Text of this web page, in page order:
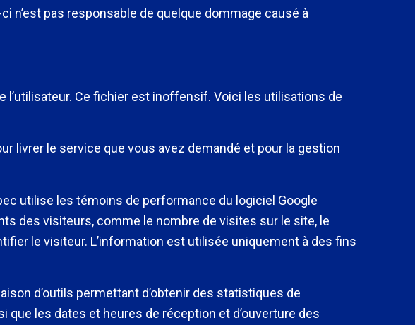
n’est pas responsable de quelque dommage causé à
l’utilisateur. Ce fichier est inoffensif. Voici les utilisations de
livrer le service que vous avez demandé et pour la gestion
utilise les témoins de performance du logiciel Google
des visiteurs, comme le nombre de visites sur le site, le
le visiteur. L’information est utilisée uniquement à des fins
d’outils permettant d’obtenir des statistiques de
les dates et heures de réception et d’ouverture des